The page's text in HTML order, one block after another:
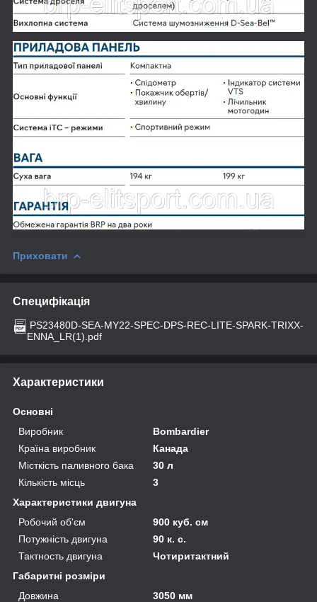
Приховати
Специфікація
PS23480D-SEA-MY22-SPEC-DPS-REC-LITE-SPARK-TRIXX-
ENNA_LR(1).pdf
Характеристики
Основні
Виробник
Bombardier
Країна виробник
Канада
Місткість паливного бака
30 л
Кількість місць
3
Характеристики двигуна
Робочий об'єм
900 куб. см
Потужність двигуна
90 к. с.
Тактность двигуна
Чотиритактний
Габаритні розміри
Довжина
3050 мм